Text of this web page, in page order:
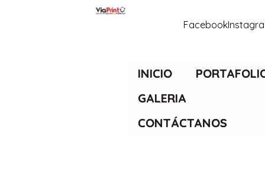
Facebook
INICIO
GALERIA
CONTÁCTANOS